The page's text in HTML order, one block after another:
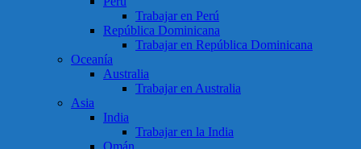
Trabajar en Perú
República Dominicana
Trabajar en República Dominicana
Oceanía
Australia
Trabajar en Australia
Asia
India
Trabajar en la India